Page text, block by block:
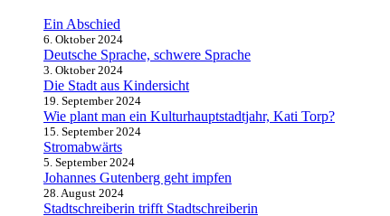
Ein Abschied
6. Oktober 2024
Deutsche Sprache, schwere Sprache
3. Oktober 2024
Die Stadt aus Kindersicht
19. September 2024
Wie plant man ein Kulturhauptstadtjahr, Kati Torp?
15. September 2024
Stromabwärts
5. September 2024
Johannes Gutenberg geht impfen
28. August 2024
Stadtschreiberin trifft Stadtschreiberin